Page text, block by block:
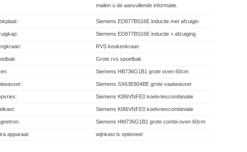
mailen u de aanvullende informatie.
Siemens ED877BS16E inductie met afzuigin
Siemens ED877BS16E inductie + afzuiging
RVS keukenkraan
Grote rvs spoelbak
Siemens HB736G1B1 grote oven 60cm
Siemens SX63E804BE grote vaatwasser
Siemens KI86VNFE0 koelvriescombinatie
Siemens KI86VNFE0 koelvriescombinatie
Siemens HM736G1B1 grote combi-oven 60cm
apparaat: wijnkast is optioneel